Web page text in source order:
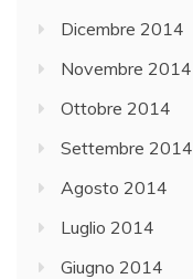
Dicembre 2014
Novembre 2014
Ottobre 2014
Settembre 2014
Agosto 2014
Luglio 2014
Giugno 2014